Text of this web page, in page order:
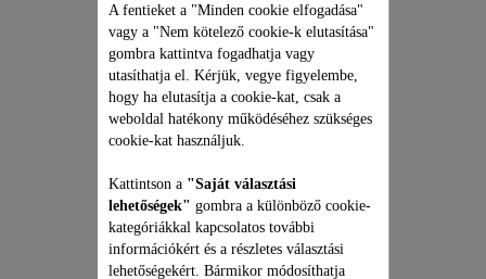
PORSZÍVÓ JAVÍTÁSI
CSOMAG
Árajánlat, meglepetések nélkül
és 6 hónapos kiterjesztett
garancia!
35 990 Ft
Kosárba
A fentieket a "Minden cookie elfogadása"
vagy a "Nem kötelező cookie-k elutasítása"
gombra kattintva fogadhatja vagy
utasíthatja el. Kérjük, vegye figyelembe,
hogy ha elutasítja a cookie-kat, csak a
weboldal hatékony működéséhez szükséges
cookie-kat használjuk.
Kattintson a "Saját választási
lehetőségek" gombra a különböző cookie-
kategóriákkal kapcsolatos további
információkért és a részletes választási
lehetőségekért. Bármikor módosíthatja